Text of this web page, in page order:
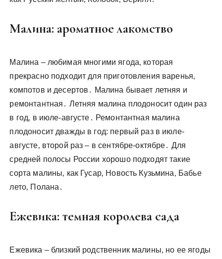
Малина: ароматное лакомство
Малина – любимая многими ягода‚ которая
прекрасно подходит для приготовления варенья‚
компотов и десертов․ Малина бывает летняя и
ремонтантная․ Летняя малина плодоносит один раз
в год‚ в июле-августе․ Ремонтантная малина
плодоносит дважды в год: первый раз в июле-
августе‚ второй раз – в сентябре-октябре․ Для
средней полосы России хорошо подходят такие
сорта малины‚ как Гусар‚ Новость Кузьмина‚ Бабье
лето‚ Полана․
Ежевика: темная королева сада
Ежевика – близкий родственник малины‚ но ее ягоды